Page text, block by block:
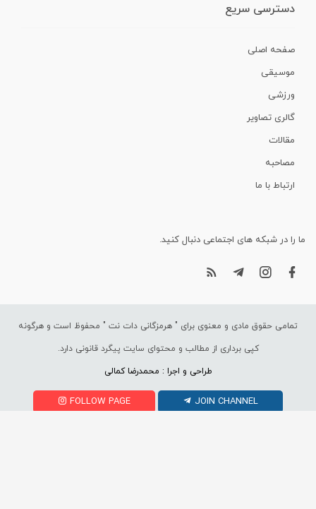
دسترسی سریع
صفحه اصلی
موسیقی
ورزشی
گالری تصاویر
مقالات
مصاحبه
ارتباط با ما
ما را در شبکه های اجتماعی دنبال کنید.
تمامی حقوق مادی و معنوی برای " هرمزگانی دات نت " محفوظ است و هرگونه
کپی برداری از مطالب و محتوای سایت پیگرد قانونی دارد.
طراحی و اجرا : محمدرضا کمالی
FOLLOW PAGE JOIN CHANNEL